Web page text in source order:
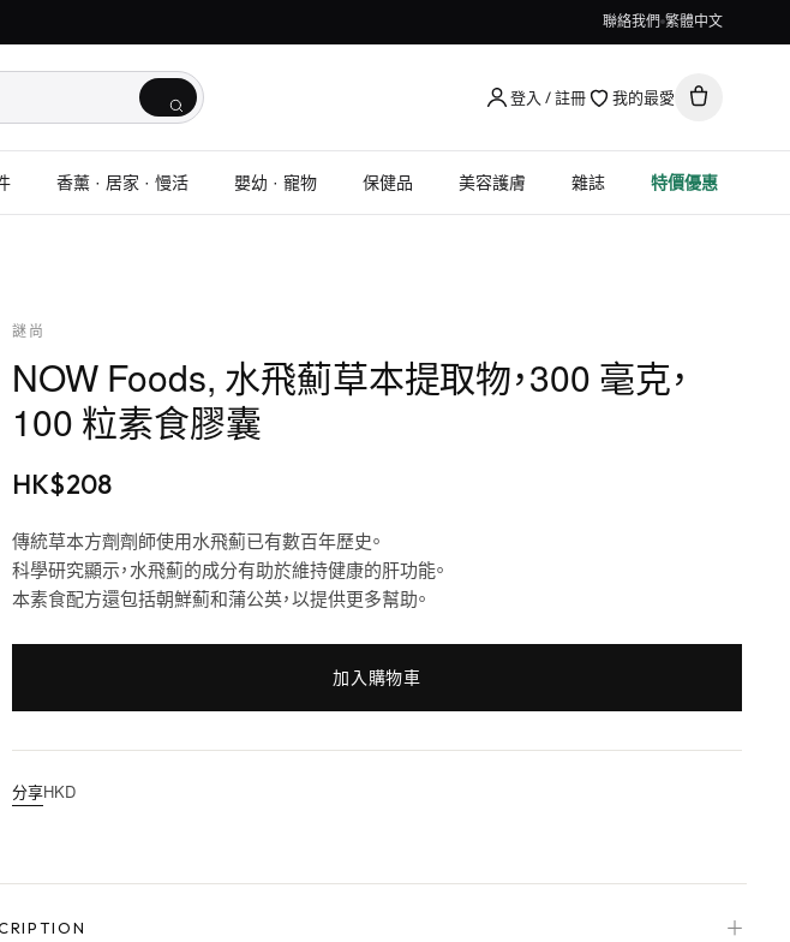
聯絡我們 繁體中文
登入 / 註冊 我的最愛
香薰 · 居家 · 慢活 嬰幼 · 寵物 保健品 美容護膚 雜誌 特價優惠
謎尚
NOW Foods, 水飛薊草本提取物，300 毫克，
100 粒素食膠囊
HK$208
傳統草本方劑劑師使用水飛薊已有數百年歷史。
科學研究顯示，水飛薊的成分有助於維持健康的肝功能。
本素食配方還包括朝鮮薊和蒲公英，以提供更多幫助。
加入購物車
分享HKD
＋